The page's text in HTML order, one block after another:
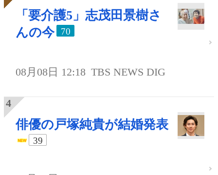
「要介護5」志茂田景樹さ
んの今
70
08月08日 12:18 TBS NEWS DIG
俳優の戸塚純貴が結婚発表
39